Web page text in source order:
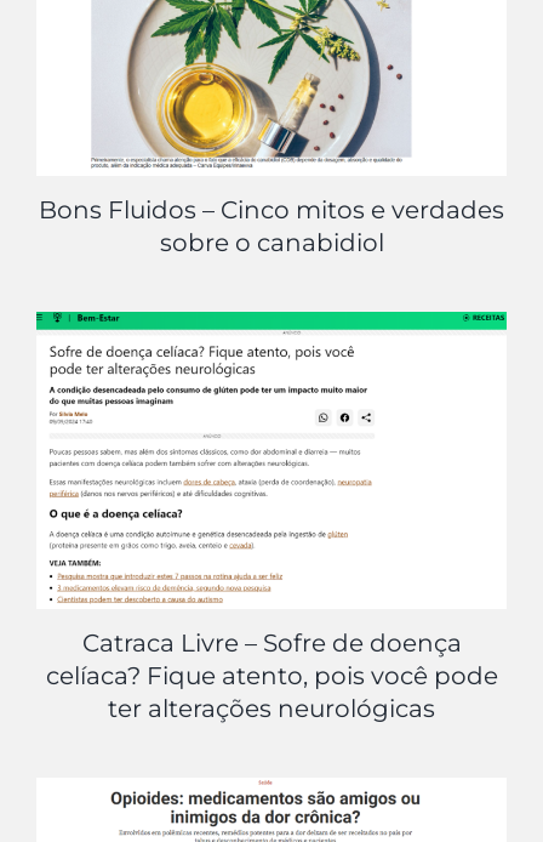
Bons Fluidos – Cinco mitos e verdades
sobre o canabidiol
Catraca Livre – Sofre de doença
celíaca? Fique atento, pois você pode
ter alterações neurológicas